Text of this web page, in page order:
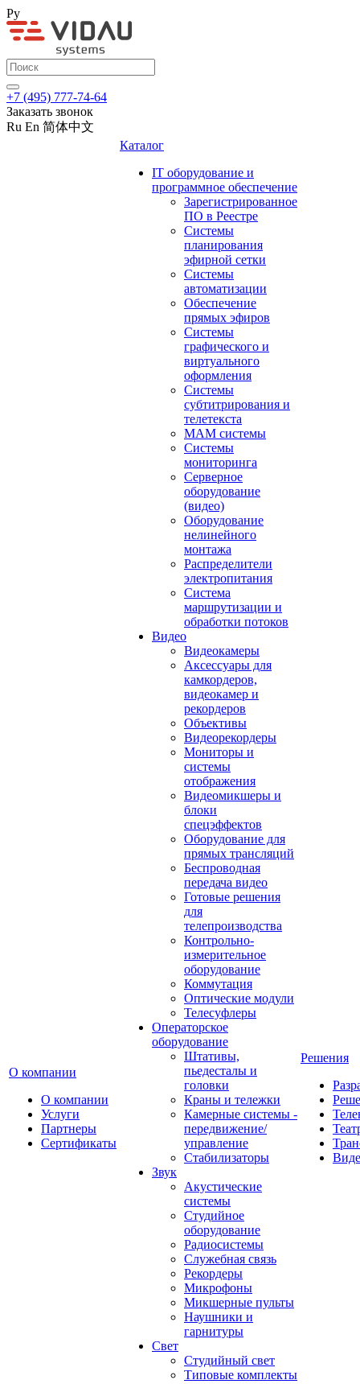
Ру
+7 (495) 777-74-64
Заказать звонок
Ru En 简体中文
О компании
О компании
Услуги
Партнеры
Сертификаты
Каталог
IT оборудование и
программное обеспечение
Зарегистрированное
ПО в Реестре
Системы
планирования
эфирной сетки
Системы
автоматизации
Обеспечение
прямых эфиров
Системы
графического и
виртуального
оформления
Системы
субтитрирования и
телетекста
MAM системы
Системы
мониторинга
Серверное
оборудование
(видео)
Оборудование
нелинейного
монтажа
Распределители
электропитания
Система
маршрутизации и
обработки потоков
Видео
Видеокамеры
Аксессуары для
камкордеров,
видеокамер и
рекордеров
Объективы
Видеорекордеры
Мониторы и
системы
отображения
Видеомикшеры и
блоки
спецэффектов
Оборудование для
прямых трансляций
Беспроводная
передача видео
Готовые решения
для
телепроизводства
Контрольно-
измерительное
оборудование
Коммутация
Оптические модули
Телесуфлеры
Операторское
оборудование
Штативы,
пьедесталы и
головки
Краны и тележки
Камерные системы -
передвижение/
управление
Стабилизаторы
Звук
Акустические
системы
Студийное
оборудование
Радиосистемы
Служебная связь
Рекордеры
Микрофоны
Микшерные пульты
Наушники и
гарнитуры
Свет
Студийный свет
Типовые комплекты
Решения